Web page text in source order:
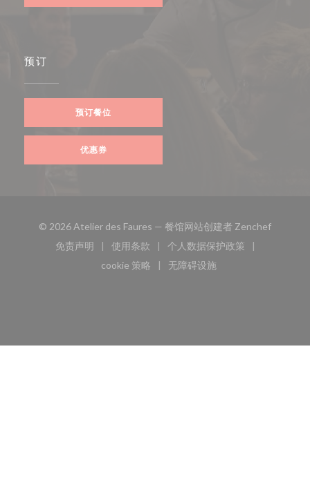
预订
预订餐位
优惠券
© 2026 Atelier des Faures — 餐馆网站创建者 Zenchef((在新窗
免责声明
((在新窗口中打开))
使用条款
((在新窗口中打开))
个人数据保护政策
((在新窗口中打开))
cookie 策略
((在新窗口中打开))
无障碍设施
((在新窗口中打开))